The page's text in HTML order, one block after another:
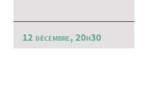
12 décembre, 20h30